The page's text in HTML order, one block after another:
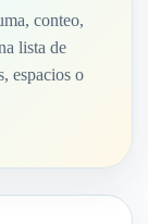
conteo,
lista de
espacios o